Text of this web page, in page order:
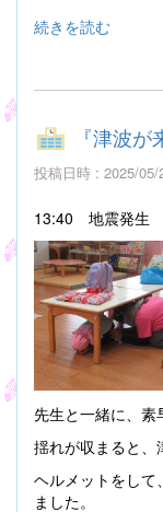
続きを読む
『津波
投稿日時 : 2025/05/
13:40 地震発生
先生と一緒に、素
揺れが収まると、
ヘルメットをして
ました。